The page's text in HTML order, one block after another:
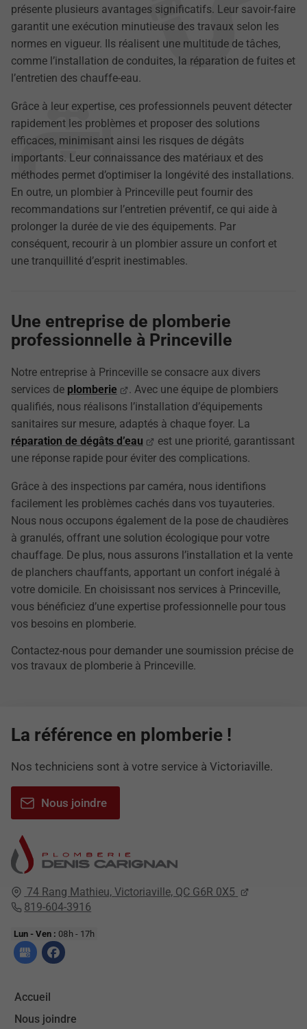
présente plusieurs avantages significatifs. Leur savoir-faire
garantit une exécution minutieuse des travaux selon les
normes en vigueur. Ils réalisent une multitude de tâches,
comme l’installation de conduites, la réparation de fuites et
l’entretien des chauffe-eau.
Grâce à leur expertise, ces professionnels peuvent détecter
rapidement les problèmes et proposer des solutions
efficaces, minimisant ainsi les risques de dégâts
importants. Leur connaissance des matériaux et des
méthodes permet d’optimiser la longévité des installations.
En outre, un plombier à Princeville peut fournir des
recommandations sur l’entretien préventif, ce qui aide à
prolonger la durée de vie des équipements. Par
conséquent, recourir à un plombier assure un confort et
une tranquillité d’esprit inestimables.
Une entreprise de plomberie
professionnelle à Princeville
Notre entreprise à Princeville se consacre aux divers
services de plomberie
. Avec une équipe de plombiers
qualifiés, nous réalisons l’installation d’équipements
sanitaires sur mesure, adaptés à chaque foyer. La
réparation de dégâts d’eau
est une priorité, garantissant
une réponse rapide pour éviter des complications.
Grâce à des inspections par caméra, nous identifions
facilement les problèmes cachés dans vos tuyauteries.
Nous nous occupons également de la pose de chaudières
à granulés, offrant une solution écologique pour votre
chauffage. De plus, nous assurons l’installation et la vente
de planchers chauffants, apportant un confort inégalé à
votre domicile. En choisissant nos services à Princeville,
vous bénéficiez d’une expertise professionnelle pour tous
vos besoins en plomberie.
Contactez-nous pour demander une soumission précise de
vos travaux de plomberie à Princeville.
74 Rang Mathieu, Victoriaville, QC G6R 0X5
819-604-3916
Lun - Ven : 08h - 17h
Accueil
Nous joindre
La référence en plomberie !
Nos techniciens sont à votre service à Victoriaville.
Nous joindre